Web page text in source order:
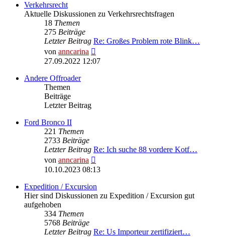
Verkehrsrecht
Aktuelle Diskussionen zu Verkehrsrechtsfragen
18 Themen
275 Beiträge
Letzter Beitrag Re: Großes Problem rote Blink…
von anncarina
Beitrag
27.09.2022 12:07
Andere Offroader
Themen
Beiträge
Letzter Beitrag
Ford Bronco II
221 Themen
2733 Beiträge
Letzter Beitrag Re: Ich suche 88 vordere Kotf…
von anncarina
Beitrag
10.10.2023 08:13
Expedition / Excursion
Hier sind Diskussionen zu Expedition / Excursion gut
aufgehoben
334 Themen
5768 Beiträge
Letzter Beitrag Re: Us Importeur zertifiziert…